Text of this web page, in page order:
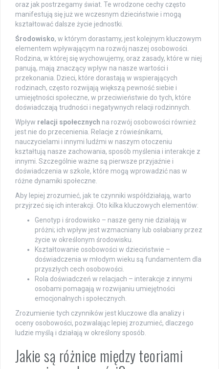
oraz jak postrzegamy świat. Te wrodzone cechy często
manifestują się już we wczesnym dzieciństwie i mogą
kształtować dalsze życie jednostki.
Środowisko, w którym dorastamy, jest kolejnym kluczowym
elementem wpływającym na rozwój naszej osobowości.
Rodzina, w której się wychowujemy, oraz zasady, które w niej
panują, mają znaczący wpływ na nasze wartości i
przekonania. Dzieci, które dorastają w wspierających
rodzinach, często rozwijają większą pewność siebie i
umiejętności społeczne, w przeciwieństwie do tych, które
doświadczają trudności i negatywnych relacji rodzinnych.
Wpływ relacji społecznych na rozwój osobowości również
jest nie do przecenienia. Relacje z rówieśnikami,
nauczycielami i innymi ludźmi w naszym otoczeniu
kształtują nasze zachowania, sposób myślenia i interakcje z
innymi. Szczególnie ważne są pierwsze przyjaźnie i
doświadczenia w szkole, które mogą wprowadzić nas w
różne dynamiki społeczne.
Aby lepiej zrozumieć, jak te czynniki współdziałają, warto
przyjrzeć się ich interakcji. Oto kilka kluczowych elementów:
Genotyp i środowisko – nasze geny nie działają w
próżni; ich wpływ jest wzmacniany lub osłabiany przez
życie w określonym środowisku.
Kształtowanie osobowości w dzieciństwie –
doświadczenia w młodym wieku są fundamentem dla
przyszłych cech osobowości.
Rola doświadczeń w relacjach – interakcje z innymi
osobami pomagają w rozwijaniu umiejętności
emocjonalnych i społecznych.
Zrozumienie tych czynników jest kluczowe dla analizy i
oceny osobowości, pozwalając lepiej zrozumieć, dlaczego
ludzie myślą i działają w określony sposób.
Jakie są różnice między teoriami